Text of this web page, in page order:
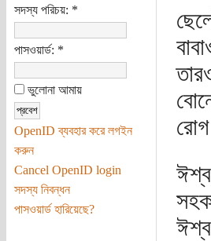
সদস্য পরিচয়: *
পাসওয়ার্ড: *
ভুলোনা আমায়
OpenID ব্যবহার করে লগইন
করুন
Cancel OpenID login
সদস্য নিবন্ধন
পাসওয়ার্ড হারিয়েছে?